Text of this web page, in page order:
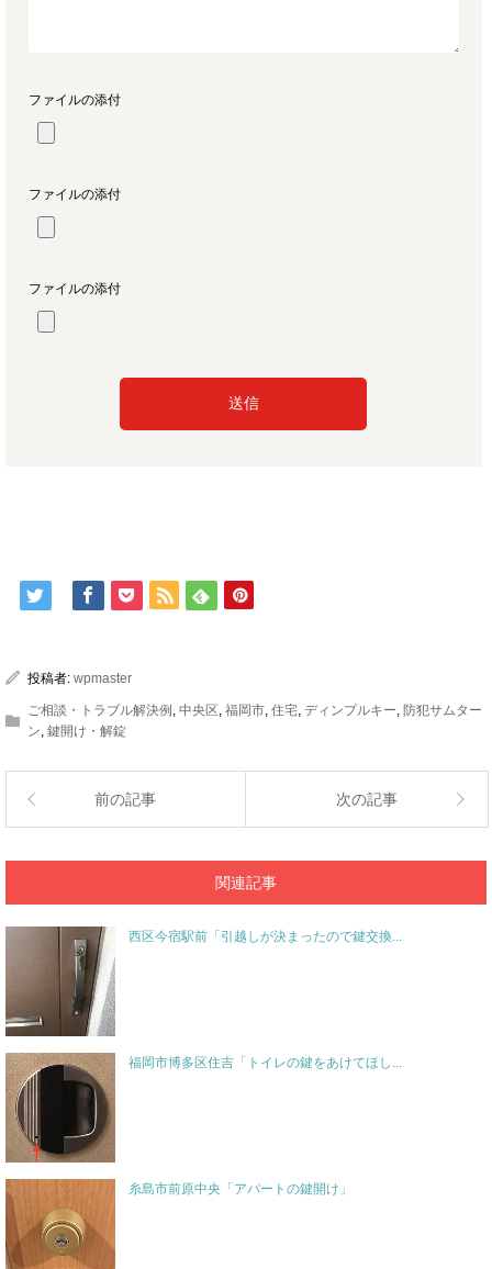
ファイルの添付
ファイルの添付
ファイルの添付
投稿者: wpmaster
ご相談・トラブル解決例, 中央区, 福岡市, 住宅, ディンプルキー, 防犯サムター
ン, 鍵開け・解錠
前の記事 次の記事
関連記事
西区今宿駅前「引越しが決まったので鍵交換...
福岡市博多区住吉「トイレの鍵をあけてほし...
糸島市前原中央「アパートの鍵開け」